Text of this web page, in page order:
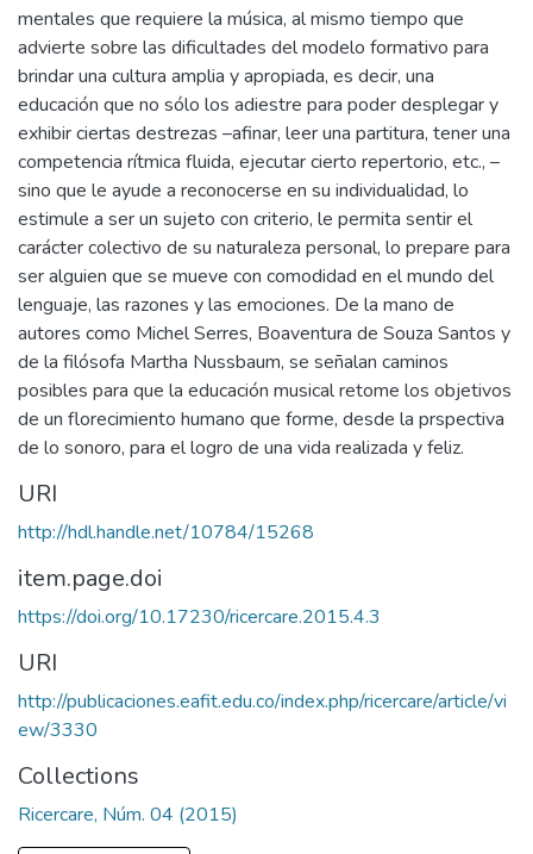
mentales que requiere la música, al mismo tiempo que
advierte sobre las dificultades del modelo formativo para
brindar una cultura amplia y apropiada, es decir, una
educación que no sólo los adiestre para poder desplegar y
exhibir ciertas destrezas –afinar, leer una partitura, tener una
competencia rítmica fluida, ejecutar cierto repertorio, etc., –
sino que le ayude a reconocerse en su individualidad, lo
estimule a ser un sujeto con criterio, le permita sentir el
carácter colectivo de su naturaleza personal, lo prepare para
ser alguien que se mueve con comodidad en el mundo del
lenguaje, las razones y las emociones. De la mano de
autores como Michel Serres, Boaventura de Souza Santos y
de la filósofa Martha Nussbaum, se señalan caminos
posibles para que la educación musical retome los objetivos
de un florecimiento humano que forme, desde la prspectiva
de lo sonoro, para el logro de una vida realizada y feliz.
URI
http://hdl.handle.net/10784/15268
item.page.doi
https://doi.org/10.17230/ricercare.2015.4.3
URI
http://publicaciones.eafit.edu.co/index.php/ricercare/article/vi
ew/3330
Collections
Ricercare, Núm. 04 (2015)